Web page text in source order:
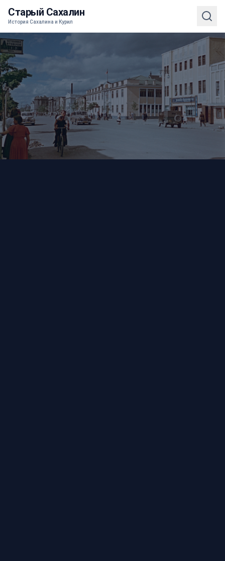
Старый Сахалин
История Сахалина и Курил